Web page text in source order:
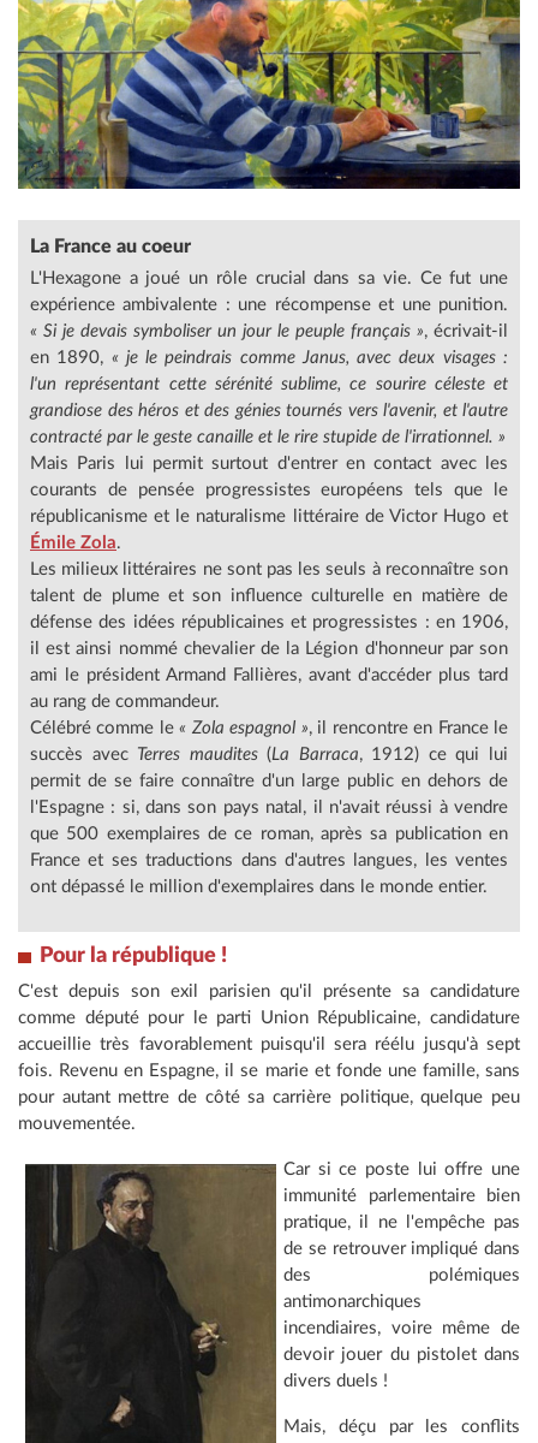
La France au coeur
L'Hexagone a joué un rôle crucial dans sa vie. Ce fut une
expérience ambivalente : une récompense et une punition.
« Si je devais symboliser un jour le peuple français », écrivait-il
en 1890, « je le peindrais comme Janus, avec deux visages :
l'un représentant cette sérénité sublime, ce sourire céleste et
grandiose des héros et des génies tournés vers l'avenir, et l'autre
contracté par le geste canaille et le rire stupide de l'irrationnel. »
Mais Paris lui permit surtout d'entrer en contact avec les
courants de pensée progressistes européens tels que le
républicanisme et le naturalisme littéraire de Victor Hugo et
Émile Zola.
Les milieux littéraires ne sont pas les seuls à reconnaître son
talent de plume et son influence culturelle en matière de
défense des idées républicaines et progressistes : en 1906,
il est ainsi nommé chevalier de la Légion d'honneur par son
ami le président Armand Fallières, avant d'accéder plus tard
au rang de commandeur.
Célébré comme le« Zola espagnol », il rencontre en France le
succès avec Terres maudites(La Barraca, 1912) ce qui lui
permit de se faire connaître d'un large public en dehors de
l'Espagne : si, dans son pays natal, il n'avait réussi à vendre
que 500 exemplaires de ce roman, après sa publication en
France et ses traductions dans d'autres langues, les ventes
ont dépassé le million d'exemplaires dans le monde entier.
Pour la république !
C'est depuis son exil parisien qu'il présente sa candidature
comme député pour le parti Union Républicaine, candidature
accueillie très favorablement puisqu'il sera réélu jusqu'à sept
fois. Revenu en Espagne, il se marie et fonde une famille, sans
pour autant mettre de côté sa carrière politique, quelque peu
mouvementée.
Car si ce poste lui offre une
immunité parlementaire bien
pratique, il ne l'empêche pas
de se retrouver impliqué dans
des polémiques
antimonarchiques
incendiaires, voire même de
devoir jouer du pistolet dans
divers duels !
Mais, déçu par les conflits